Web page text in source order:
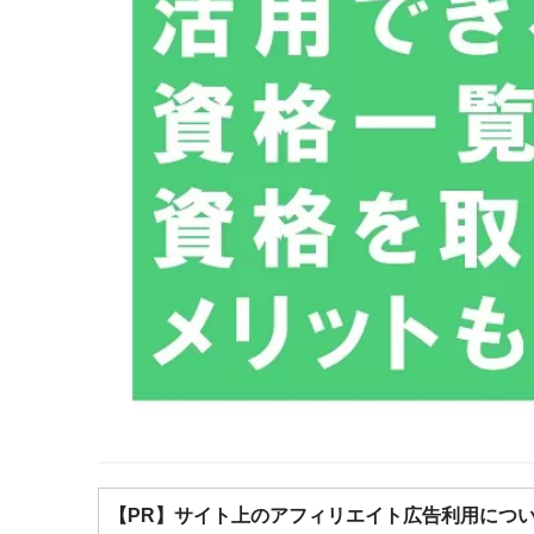
【PR】サイト上のアフィリエイト広告利用につ